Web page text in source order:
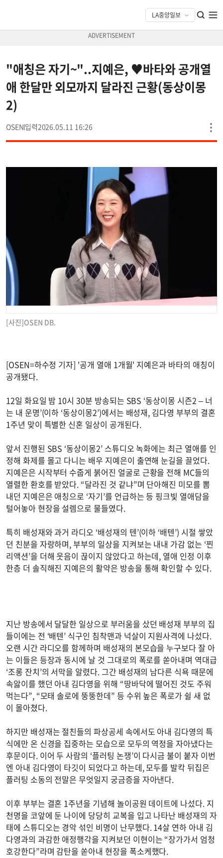
"애칭은 자기~"..지예은, ♥바타와 공개열
애 한달만 외모까지 달라진 근황(동상이몽
2)
OSEN 2026.05.11 16:26
[사진]OSEN DB.
[OSEN=하수정 기자] '공개 열애 1개월' 지예은과 바타의 애칭이
공개됐다.
12일 화요일 밤 10시 30분 방송되는 SBS ‘동상이몽 시즌2 – 너
는 내 운명’(이하 ‘동상이몽2’)에서는 배성재, 김다영 부부의 결혼
1주년 맞이 특별한 신혼 일상이 공개된다.
앞서 진행된 SBS ‘동상이몽2’ 스튜디오 녹화에는 최근 열애를 인
정해 화제를 몰고 다니는 배우 지예은이 출연해 눈길을 끌었다.
지예은은 시작부터 수줍게 붉어진 얼굴로 근황을 전해 MC들의
열렬한 환호를 받았다. “달라진 것 같냐”며 단아해진 미모를 뽐
내던 지예은은 애칭으로 ‘자기’를 언급하는 등 핑크빛 열애담을
털어놓아 현장을 설렘으로 물들였다.
특히 배성재와 과거 라디오 ‘배성재의 텐’(이하 ‘배텐’) 시절 쌓았
던 친분을 자랑하며, 부부의 일상을 지켜보는 내내 가감 없는 ‘찐
리액션’을 더해 웃음이 끊이지 않았다고 하는데, 열애 인정 이후
한층 더 솔직해진 지예은의 활약은 방송을 통해 확인할 수 있다.
지난 방송에서 달달한 일상으로 부러움을 샀던 배성재 부부의 집
들이에는 전 ‘배텐’ 식구인 침착맨과 넉살이 지원사격에 나섰다.
오랜 시간 라디오를 함께하며 배성재의 본모습을 누구보다 잘 아
는 이들은 등장과 동시에 날 것 그대로의 폭로를 쏟아내며 역대급
‘조롱 잔치’의 서막을 알렸다. 그간 배성재의 남다른 식욕 때문에
속앓이를 했던 아내 김다영을 위해 “땅바닥에 떨어진 것도 주워
먹는다”, “모태 솔로에 뚱뚱한데” 등 수위 높은 폭로가 쉴 새 없
이 몰아쳤다.
하지만 배성재는 절친들의 파상공세 속에서도 아내 김다영의 특
식에만 온 신경을 집중하는 모습으로 모두의 역정을 자아냈다는
후문이다. 이어 두 사람의 ‘플러팅 논쟁’이 다시금 불이 붙자 이번
엔 아내 김다영이 타깃이 되었다고 하는데, 모두를 발칵 뒤집은
플러팅 소동의 전말은 무엇일지 궁금증을 자아낸다.
이후 부부는 결혼 1주년을 기념해 놀이공원 데이트에 나섰다. 지
천명을 코앞에 둔 나이에 당당히 교복을 입고 나타난 배성재의 자
태에 스튜디오는 경악 섞인 비명이 난무했다. 14살 연하 아내 김
다영과의 과감한 애정행각을 지켜보던 이현이는 “장가가서 엄청
호강한다”라며 감탄을 쏟아내 현장을 폭소케했다.